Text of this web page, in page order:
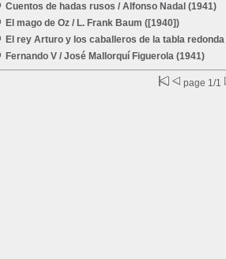
Cuentos de hadas rusos / Alfonso Nadal (1941)
El mago de Oz / L. Frank Baum ([1940])
El rey Arturo y los caballeros de la tabla redonda
Fernando V / José Mallorquí Figuerola (1941)
page 1/1